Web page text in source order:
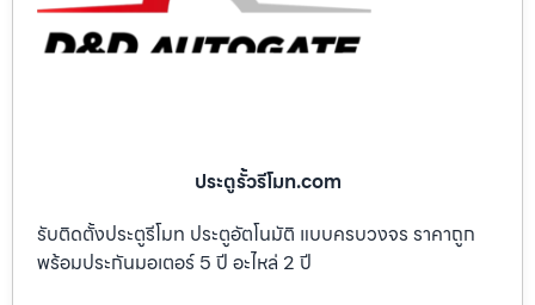
ประตูรั้วรีโมท.com
รับติดตั้งประตูรีโมท ประตูอัตโนมัติ แบบครบวงจร ราคาถูก
พร้อมประกันมอเตอร์ 5 ปี อะไหล่ 2 ปี